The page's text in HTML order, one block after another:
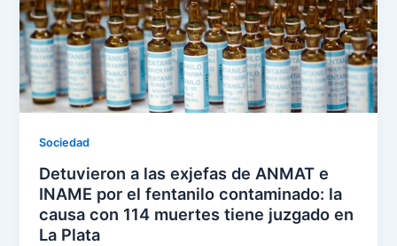
Sociedad
Detuvieron a las exjefas de ANMAT e
INAME por el fentanilo contaminado: la
causa con 114 muertes tiene juzgado en
La Plata